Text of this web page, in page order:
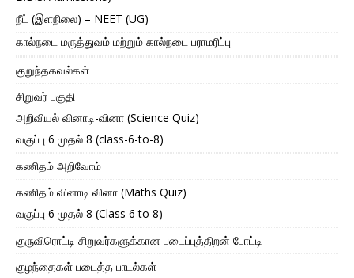
நீட் (இளநிலை) – NEET (UG)
கால்நடை மருத்துவம் மற்றும் கால்நடை பராமரிப்பு
குறுந்தகவல்கள்
சிறுவர் பகுதி
அறிவியல் வினாடி-வினா (Science Quiz)
வகுப்பு 6 முதல் 8 (class-6-to-8)
கணிதம் அறிவோம்
கணிதம் வினாடி வினா (Maths Quiz)
வகுப்பு 6 முதல் 8 (Class 6 to 8)
குருவிரொட்டி சிறுவர்களுக்கான படைப்புத்திறன் போட்டி
குழந்தைகள் படைத்த பாடல்கள்